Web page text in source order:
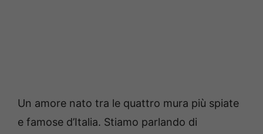
Un amore nato tra le quattro mura più spiate
e famose d’Italia. Stiamo parlando di